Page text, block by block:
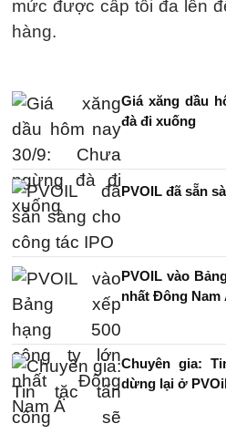
mức được cấp tối đa lên
hàng.
Giá xăng dầu
đà đi xuống
PVOIL đã sẵn
PVOIL vào
nhất Đông Nam
Chuyên gia:
dừng lại ở